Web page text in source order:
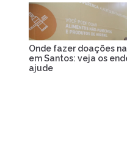
Onde fazer doações
em Santos: veja os
ajude